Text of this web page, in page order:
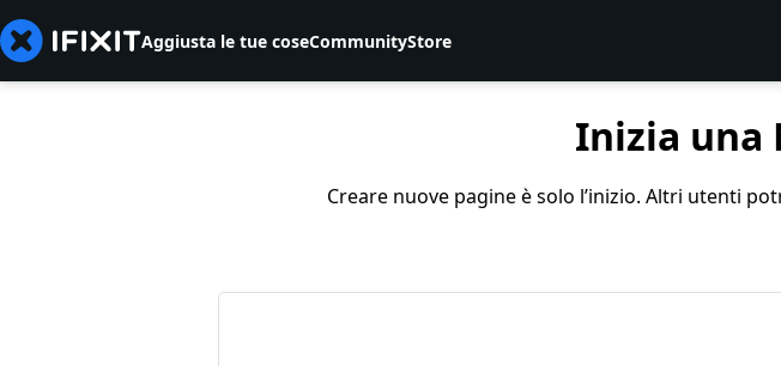
Aggiusta le tue coseCommunityStore
Inizia una
Creare nuove pagine è solo l’inizio. Altri utenti